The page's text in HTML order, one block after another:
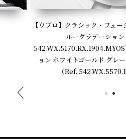
【ウブロ】クラシック・フュー
ルーグラデーション
542.WX.5170.RX.1904.MYOS
ョン ホワイトゴールド グレー
（Ref.